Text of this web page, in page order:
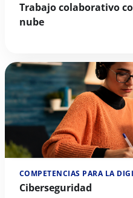
Trabajo colaborativo
nube
Ciberseguridad